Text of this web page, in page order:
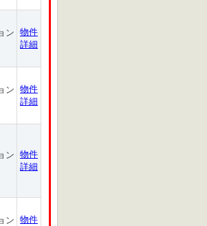
ン 物件
詳細
ン 物件
詳細
ン 物件
詳細
ン 物件